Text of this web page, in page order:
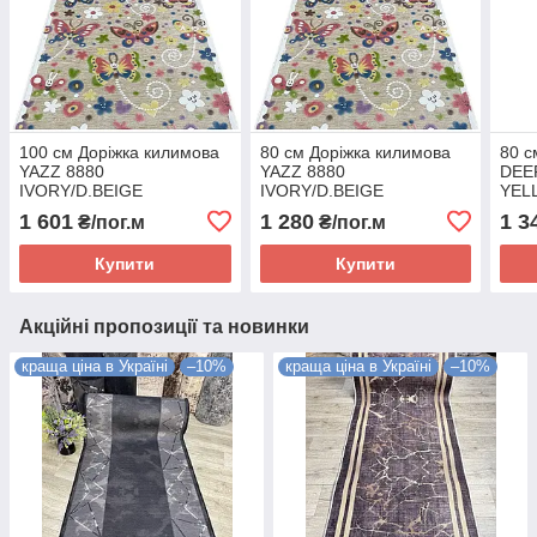
100 см Доріжка килимова
YAZZ 8880
IVORY/D.BEIGE
1 601 ₴/пог.м
Купити
80 см Доріжка килимова
YAZZ 8880
IVORY/D.BEIGE
1 280₴/пог.м
Купити
80
1
Акційні пропозиції та новинки
краща ціна в Україні –10% краща ціна в Україні –10%